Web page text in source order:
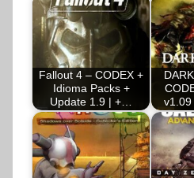
Fallout 4 – CODEX +
Idioma Packs +
Update 1.9 | +…